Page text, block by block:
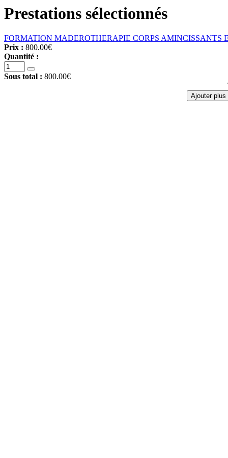
Prestations sélectionnés
FORMATION MADEROTHERAPIE CORPS AMINCISSANTS
Prix : 800.00€
Quantité :
Sous total : 800.00€
Ajouter plus